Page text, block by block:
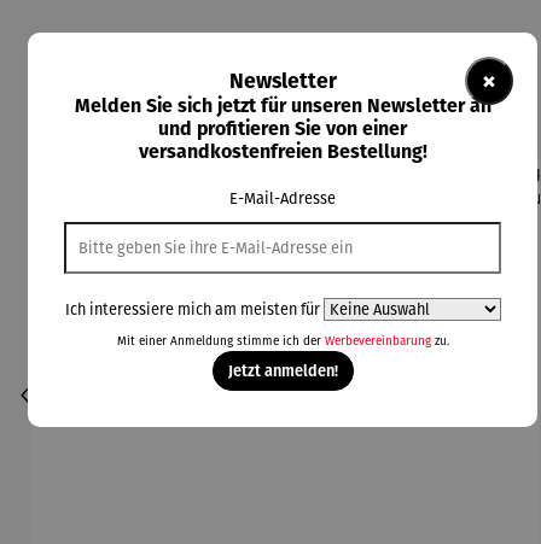
Produktgalerie überspringen
Kunden kauften auch ×
Newsletter
Melden Sie sich jetzt für unseren Newsletter an
und profitieren Sie von einer
versandkostenfreien Bestellung!
E-Mail-Adresse
Ich interessiere mich am meisten für
Mit einer Anmeldung stimme ich der Werbevereinbarungzu.
Jetzt anmelden!